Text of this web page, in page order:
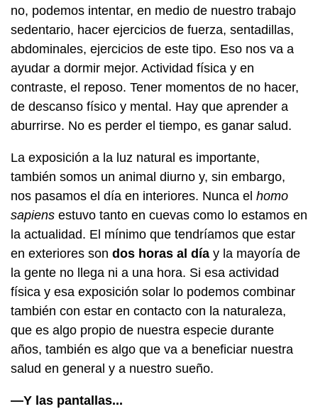
no, podemos intentar, en medio de nuestro trabajo
sedentario, hacer ejercicios de fuerza, sentadillas,
abdominales, ejercicios de este tipo. Eso nos va a
ayudar a dormir mejor. Actividad física y en
contraste, el reposo. Tener momentos de no hacer,
de descanso físico y mental. Hay que aprender a
aburrirse. No es perder el tiempo, es ganar salud.
La exposición a la luz natural es importante,
también somos un animal diurno y, sin embargo,
nos pasamos el día en interiores. Nunca el homo
sapiens estuvo tanto en cuevas como lo estamos en
la actualidad. El mínimo que tendríamos que estar
en exteriores son dos horas al día y la mayoría de
la gente no llega ni a una hora. Si esa actividad
física y esa exposición solar lo podemos combinar
también con estar en contacto con la naturaleza,
que es algo propio de nuestra especie durante
años, también es algo que va a beneficiar nuestra
salud en general y a nuestro sueño.
—Y las pantallas...